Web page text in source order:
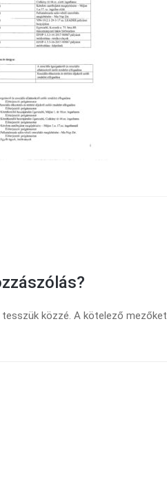
közzé. A kötelező mezőket